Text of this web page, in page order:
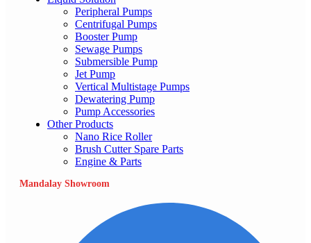
Peripheral Pumps
Centrifugal Pumps
Booster Pump
Sewage Pumps
Submersible Pump
Jet Pump
Vertical Multistage Pumps
Dewatering Pump
Pump Accessories
Other Products
Nano Rice Roller
Brush Cutter Spare Parts
Engine & Parts
Mandalay Showroom